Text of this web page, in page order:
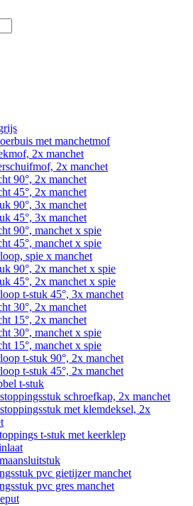
met manchetmof
2x manchet
2x manchet
90°, 2x manchet
45°, 2x manchet
90°, 3x manchet
45°, 3x manchet
90°, manchet x spie
45°, manchet x spie
spie x manchet
90°, 2x manchet x spie
45°, 2x manchet x spie
t-stuk 45°, 3x manchet
30°, 2x manchet
15°, 2x manchet
30°, manchet x spie
15°, manchet x spie
t-stuk 90°, 2x manchet
t-stuk 45°, 2x manchet
t-stuk
schroefkap, 2x manchet
met klemdeksel, 2x
t-stuk met keerklep
pvc gietijzer manchet
pvc gres manchet